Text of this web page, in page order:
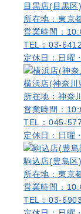
目黒店(目黒区)
所在地：東京
営業時間：
TEL：03-
定休日：日曜
横浜店(神奈川
所在地：神奈
営業時間：
TEL：045-
定休日：日曜
駒込店(豊島区)
所在地：東京
営業時間：
TEL：03-